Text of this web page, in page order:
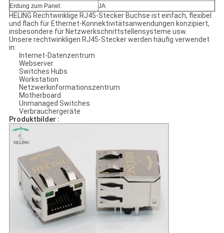
Erdung zum Panel:
JA
HELING Rechtwinklige RJ45-Stecker Buchse ist einfach, flexibel
und flach für Ethernet-Konnektivitätsanwendungen konzipiert,
insbesondere für Netzwerkschnittstellensysteme usw.
Unsere rechtwinkligen RJ45-Stecker werden häufig verwendet
in:
Internet-Datenzentrum
Webserver
Switches Hubs
Workstation
Netzwerkinformationszentrum
Motherboard
Unmanaged Switches
Verbrauchergeräte
Produktbilder :